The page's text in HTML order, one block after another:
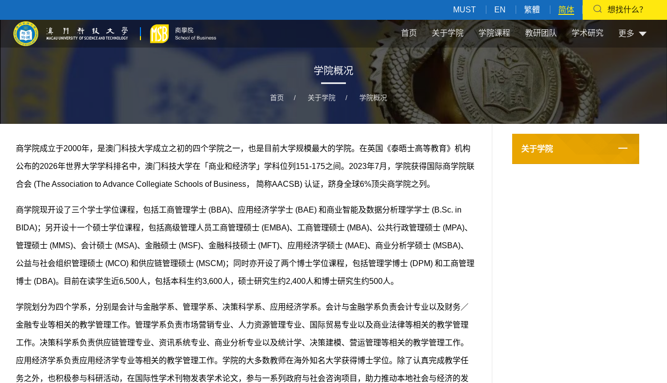
MUST EN 繁體 简体 想找什么？
首页 关于学院 学院课程 教研团队 学术研究 更多
学院概况
首页 / 关于学院 / 学院概况
商学院成立于2000年，是澳门科技大学成立之初的四个学院之一，也是目前大学规模最大的学院。在英国《泰晤士高等教育》机构
公布的2026年世界大学学科排名中，澳门科技大学在「商业和经济学」学科位列151-175之间。2023年7月，学院获得国际商学院联
合会 (The Association to Advance Collegiate Schools of Business， 简称AACSB) 认证，跻身全球6%顶尖商学院之列。
商学院现开设了三个学士学位课程，包括工商管理学士 (BBA)、应用经济学学士 (BAE) 和商业智能及数据分析理学学士 (B.Sc. in
BIDA)；另开设十一个硕士学位课程，包括高级管理人员工商管理硕士 (EMBA)、工商管理硕士 (MBA)、公共行政管理硕士 (MPA)、
管理硕士 (MMS)、会计硕士 (MSA)、金融硕士 (MSF)、金融科技硕士 (MFT)、应用经济学硕士 (MAE)、商业分析学硕士 (MSBA)、
公益与社会组织管理硕士 (MCO) 和供应链管理硕士 (MSCM)；同时亦开设了两个博士学位课程，包括管理学博士 (DPM) 和工商管理
博士 (DBA)。目前在读学生近6,500人，包括本科生约3,600人，硕士研究生约2,400人和博士研究生约500人。
学院划分为四个学系，分别是会计与金融学系、管理学系、决策科学系、应用经济学系。会计与金融学系负责会计专业以及财务／
金融专业等相关的教学管理工作。管理学系负责市场营销专业、人力资源管理专业、国际贸易专业以及商业法律等相关的教学管理
工作。决策科学系负责供应链管理专业、资讯系统专业、商业分析专业以及统计学、决策建模、营运管理等相关的教学管理工作。
应用经济学系负责应用经济学专业等相关的教学管理工作。学院的大多数教师在海外知名大学获得博士学位。除了认真完成教学任
务之外，也积极参与科研活动，在国际性学术刊物发表学术论文，参与一系列政府与社会咨询项目，助力推动本地社会与经济的发
关于学院